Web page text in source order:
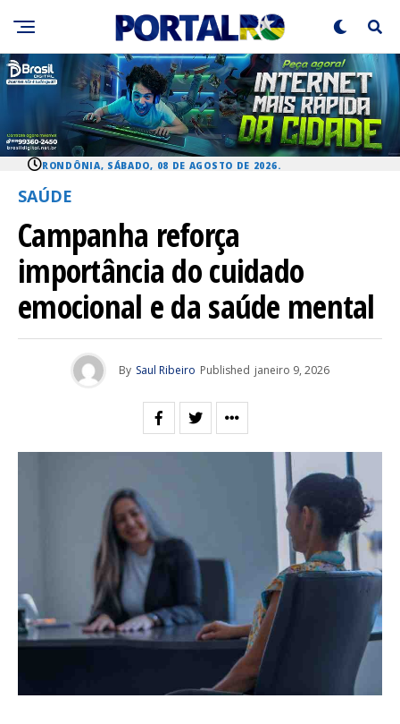
RONDÔNIA, SÁBADO, 08 DE AGOSTO DE 2026.
SAÚDE
Campanha reforça
importância do cuidado
emocional e da saúde mental
By Saul Ribeiro Published janeiro 9, 2026